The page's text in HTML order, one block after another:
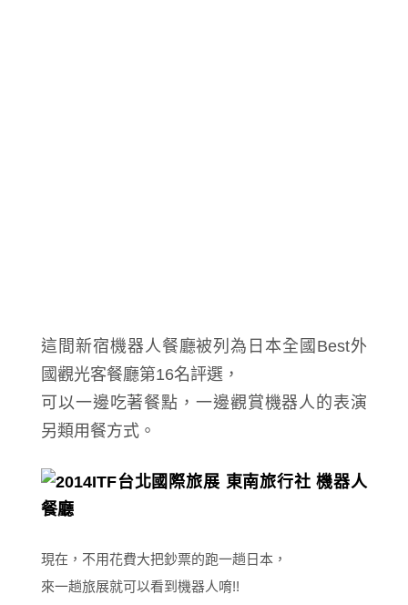
這間新宿機器人餐廳被列為日本全國Best外
國觀光客餐廳第16名評選，
可以一邊吃著餐點，一邊觀賞機器人的表演
另類用餐方式。
現在，不用花費大把鈔票的跑一趟日本，
來一趟旅展就可以看到機器人唷!!